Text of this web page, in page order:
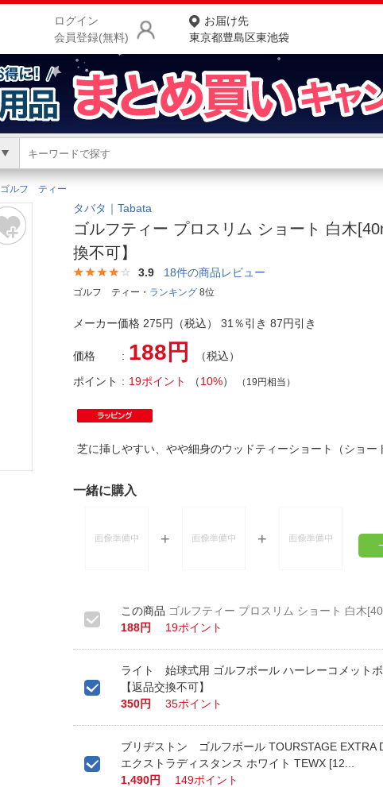
ログイン
会員登録(無料)
お届け先
東京都豊島区東池袋
商品をさがす
ランキングからさがす
お客様サポート
よくある質問・お問合せ
ゴルフ ティー
タバタ｜Tabata
ゴルフティー プロスリム ショート 白木
換不可】
3.9 18件の商品レビュー
ゴルフ ティー・ ランキング 8位
メーカー価格 275円（税込） 31％引き 87円引き
価格 188円
（税込）
ポイント
19ポイント （10%） （19円相当）
芝に挿しやすい、やや細身のウッドティーショート（ショ
一緒に購入
ゴルフティー プロスリム ショート 白木
188円
19ポイント
ライト 始球式用 ゴルフボール ハーレーコメット
【返品交換不可】
350円
35ポイント
ブリヂストン ゴルフボール TOURSTAGE EXTRA
エクストラディスタンス ホワイト TEWX [12...
1,490円
149ポイント